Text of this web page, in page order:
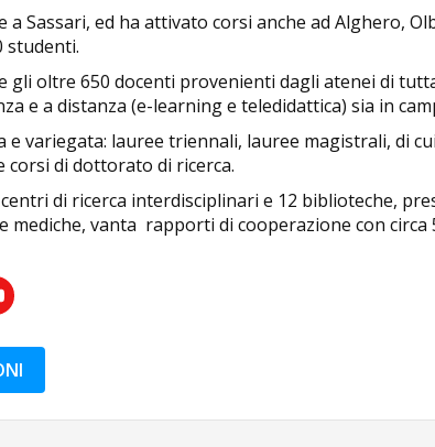
a Sassari, ed ha attivato corsi anche ad Alghero,
studenti.
gli oltre 650 docenti provenienti dagli atenei di tutta
e a distanza (e-learning e teledidattica) sia in
e variegata: lauree triennali, lauree magistrali, di
corsi di dottorato di ricerca.
di ricerca interdisciplinari e 12 biblioteche,
mediche, vanta rapporti di cooperazione con circa